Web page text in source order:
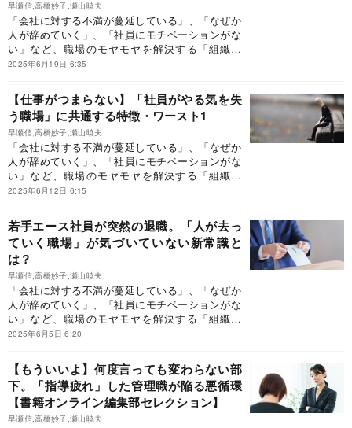
早瀬信,高橋妙子,瀬山暁夫
「会社に対する不満が蔓延している」、「なぜか
人が辞めていく」、「社員にモチベーションがな
い」など、職場のモヤモヤを解決する「組織開
発」のはじめ方を紹介します。
2025年6月19日 6:35
【仕事がつまらない】「社員がやる気を失
う職場」に共通する特徴・ワースト1
早瀬信,高橋妙子,瀬山暁夫
「会社に対する不満が蔓延している」、「なぜか
人が辞めていく」、「社員にモチベーションがな
い」など、職場のモヤモヤを解決する「組織開
発」のはじめ方を紹介します。
2025年6月12日 6:15
若手エース社員が突然の退職。「人が去っ
ていく職場」が気づいていない新常識と
は？
早瀬信,高橋妙子,瀬山暁夫
「会社に対する不満が蔓延している」、「なぜか
人が辞めていく」、「社員にモチベーションがな
い」など、職場のモヤモヤを解決する「組織開
発」のはじめ方を紹介します。
2025年6月5日 6:20
【もういいよ】何度言っても変わらない部
下。「指導疲れ」した管理職が陥る悪循環
【書籍オンライン編集部セレクション】
早瀬信,高橋妙子,瀬山暁夫